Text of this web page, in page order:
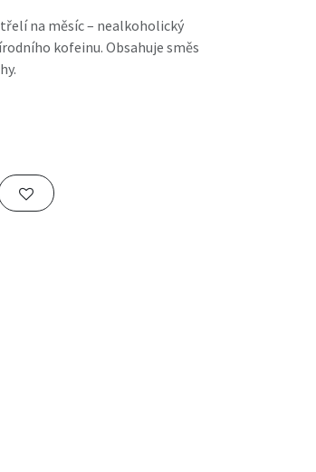
na měsíc – nealkoholický
kofeinu. Obsahuje směs